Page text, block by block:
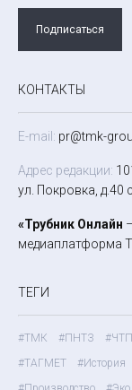
Подписаться
КОНТАКТЫ
E-mail: pr@tmk-
Адрес редакции:
ул. Покровка, д.40
«Трубник Онлайн
медиаплатформа
ТЕГИ
#ТМК #ПНТЗ
#ТАГМЕТ
#История